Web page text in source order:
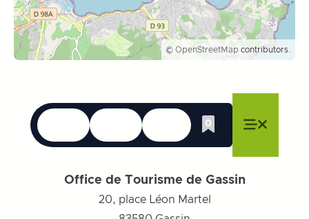
© OpenStreetMap contributors.
Sprachen
Menü schließen
Erreichbarkeit
Menü schließen
Suche
Menü schließen
0
Whishlist
Office de Tourisme de Gassin
20, place Léon Martel